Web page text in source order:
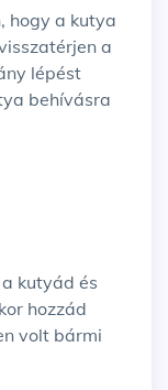
hogy a kutya
a
lépést
behívásra
kutyád és
hozzád
volt bármi